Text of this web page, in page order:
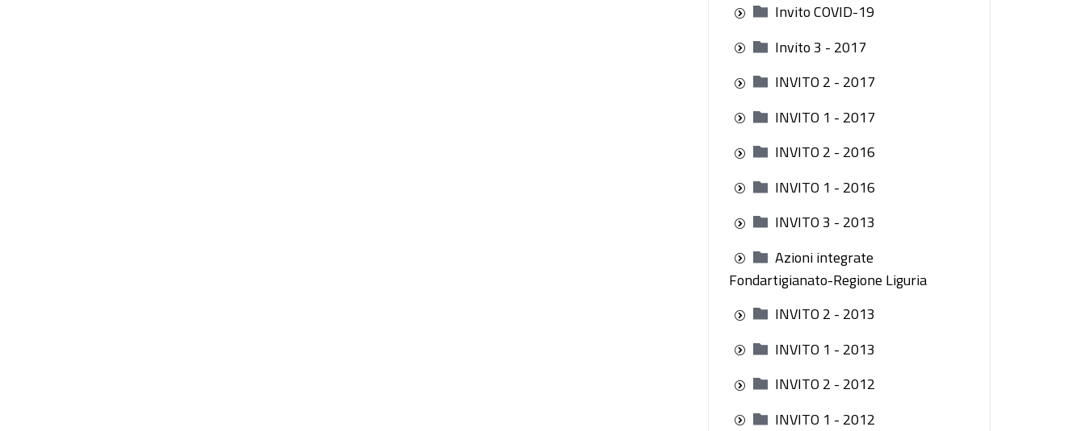
Invito COVID-19
Invito 3 - 2017
INVITO 2 - 2017
INVITO 1 - 2017
INVITO 2 - 2016
INVITO 1 - 2016
INVITO 3 - 2013
Azioni integrate
Fondartigianato-Regione Liguria
INVITO 2 - 2013
INVITO 1 - 2013
INVITO 2 - 2012
INVITO 1 - 2012